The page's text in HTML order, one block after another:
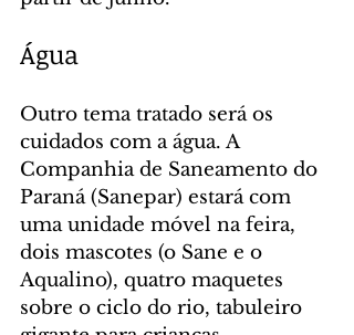
Água
Outro tema tratado será os
cuidados com a água. A
Companhia de Saneamento do
Paraná (Sanepar) estará com
uma unidade móvel na feira,
dois mascotes (o Sane e o
Aqualino), quatro maquetes
sobre o ciclo do rio, tabuleiro